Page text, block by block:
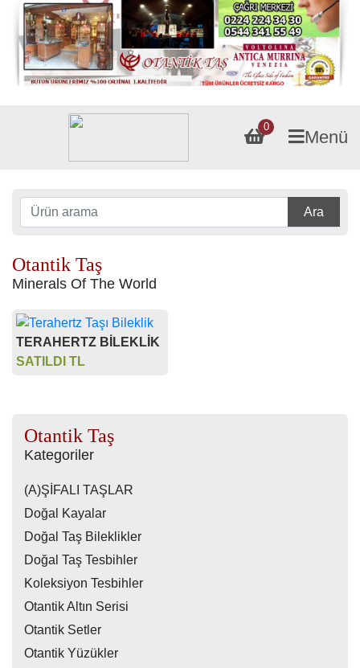
0
Menü
Ara
Otantik Taş
Minerals Of The World
TERAHERTZ BİLEKLİK
SATILDI TL
Otantik Taş
Kategoriler
(A)ŞİFALI TAŞLAR
Doğal Kayalar
Doğal Taş Bileklikler
Doğal Taş Tesbihler
Koleksiyon Tesbihler
Otantik Altın Serisi
Otantik Setler
Otantik Yüzükler